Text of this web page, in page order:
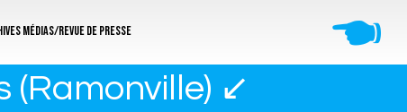
médias/revue de presse 🖜
(Ramonville) ↙